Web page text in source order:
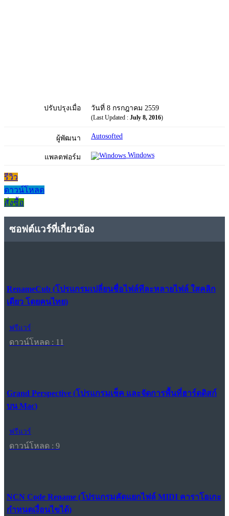
ปรับปรุงเมื่อ วันที่ 8 กรกฎาคม 2559
(Last Updated : July 8, 2016)
ผู้พัฒนา Autosofted
แพลตฟอร์ม Windows
รีวิว
ดาวน์โหลด
สั่งซื้อ
ซอฟต์แวร์ที่เกี่ยวข้อง
RenameCub (โปรแกรมเปลี่ยนชื่อไฟล์ทีละหลายไฟล์ ใสคลิก
เดียว โดยคนไทย)
ฟรีแวร์
ดาวน์โหลด : 11
Grand Perspective (โปรแกรมเช็ค และจัดการพื้นที่ฮาร์ดดิสก์
บน Mac)
ฟรีแวร์
ดาวน์โหลด : 9
NCN Code Rename (โปรแกรมคัดแยกไฟล์ MIDI คาราโอเกะ
กำหนดเงื่อนไขได้)